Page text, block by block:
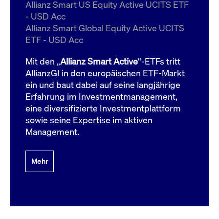
Allianz Smart US Equity Active UCITS ETF
- USD Acc
Allianz Smart Global Equity Active UCITS
ETF - USD Acc
Mit den „Allianz Smart Active“-ETFs tritt
AllianzGI in den europäischen ETF-Markt
ein und baut dabei auf seine langjährige
Erfahrung im Investmentmanagement,
eine diversifizierte Investmentplattform
sowie seine Expertise im aktiven
Management.
Mehr
ApplicationGatewayAffinityCORS
boerse.com
Domain
bis